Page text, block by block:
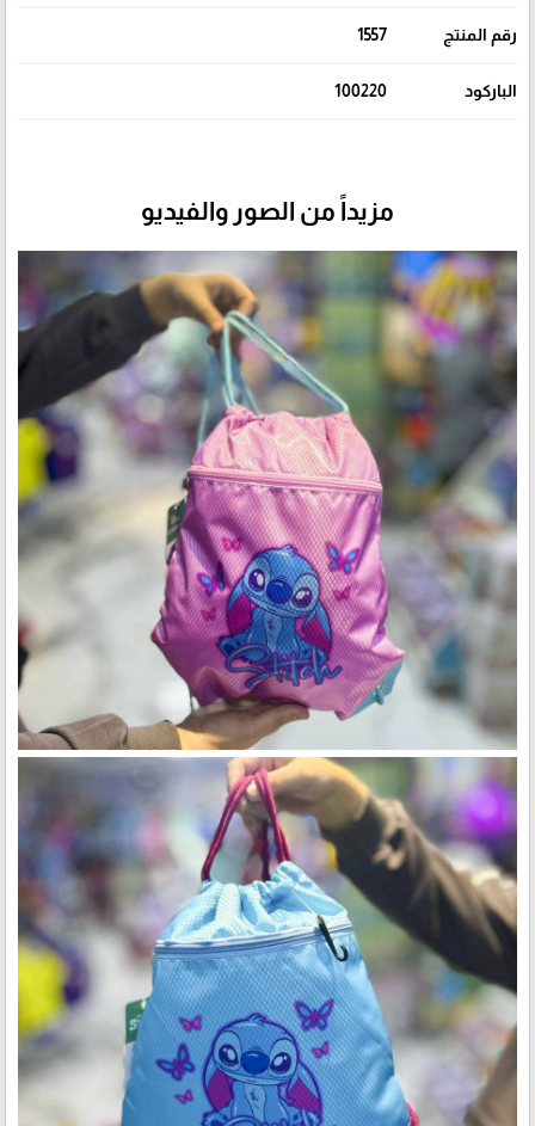
رقم المنتج 1557
الباركود 100220
مزيداً من الصور والفيديو